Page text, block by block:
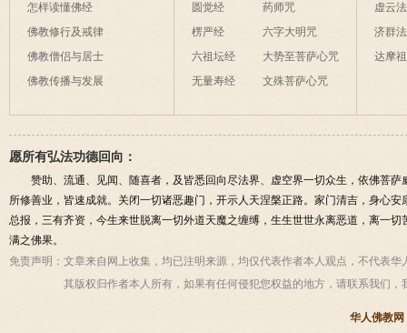
怎样读懂佛经
佛教修行及戒律
佛教僧侣与居士
佛教传播与发展
圆觉经
楞严经
六祖坛经
无量寿经
药师咒
六字大明咒
大势至菩萨心咒
文殊菩萨心咒
虚云
济群
达摩
愿所有弘法功德回向：
赞助、流通、见闻、随喜者，及皆悉回向尽法界、虚空界一切众生，依佛菩
所修善业，皆速成就。关闭一切诸恶趣门，开示人天涅槃正路。家门清吉，身心
总报，三有齐资，今生来世脱离一切外道天魔之缠缚，生生世世永离恶道，离一
满之佛果。
免责声明： 文章来自网上收集，均已注明来源，均仅代表作者本人观点，不代表
其版权归作者本人所有，如果有任何侵犯您权益的地方，请联系我们，
华人佛教网